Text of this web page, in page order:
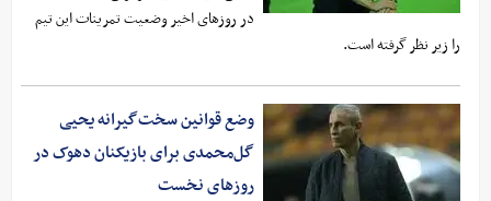
در روزهای اخیر وضعیت تمرینات این تیم
را زیر نظر گرفته است.
وضع قوانین سخت‌گیرانه یحیی
گل‌محمدی برای بازیکنان دهوک در
روزهای نخست